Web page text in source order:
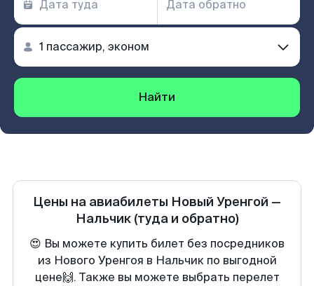
Найти
Цены на авиабилеты Новый Уренгой —
Нальчик (туда и обратно)
😍 Вы можете купить билет без посредников
из Нового Уренгоя в Нальчик по выгодной
цене🙌. Также вы можете выбрать перелет